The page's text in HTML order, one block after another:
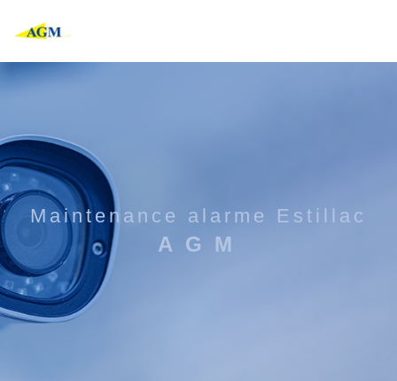
maintenance alarme Estillac
AGM